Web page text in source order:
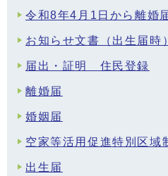
令和8年4月1日から離婚
お知らせ文書（出生届時）
届出・証明 住民登録
離婚届
婚姻届
空家等活用促進特別区域
出生届